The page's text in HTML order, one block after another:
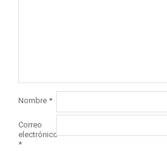
Nombre *
Correo
electrónico
*